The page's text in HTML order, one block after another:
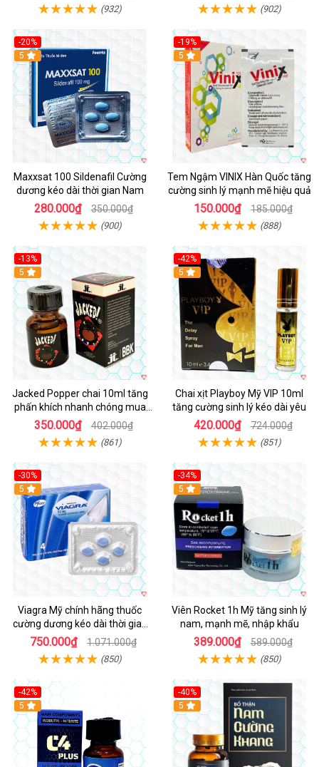
(932) (902)
-20%
5
Maxxsat 100 Sildenafil Cường
dương kéo dài thời gian Nam
280.000₫ 350.000₫
(900)
-19%
5
Tem Ngậm VINIX Hàn Quốc tăng
cường sinh lý mạnh mẽ hiệu quả
150.000₫ 185.000₫
(888)
-13%
5
Jacked Popper chai 10ml tăng
phấn khích nhanh chóng mua
ngay
350.000₫ 402.000₫
(861)
-42%
5
Chai xịt Playboy Mỹ VIP 10ml
tăng cường sinh lý kéo dài yêu
420.000₫ 724.000₫
(851)
-30%
5
Viagra Mỹ chính hãng thuốc
cường dương kéo dài thời gian
cho Nam nhập khẩu chính ngạch
750.000₫ 1.071.000₫
(850)
-34%
5
Viên Rocket 1h Mỹ tăng sinh lý
nam, mạnh mẽ, nhập khẩu
389.000₫ 589.000₫
(850)
-42%
5
-40%
5